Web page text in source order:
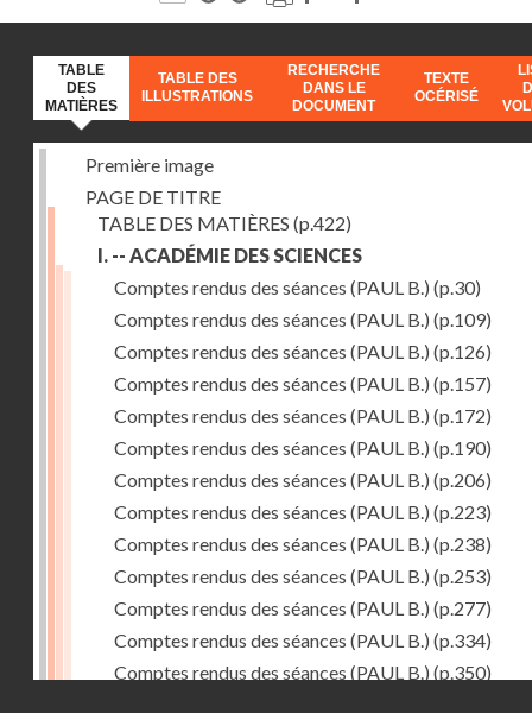
TABLE
DES
MATIÈRES
TABLE DES
ILLUSTRATIONS
RECHERCHE
DANS LE
DOCUMENT
TEXTE
OCÉRISÉ
Première image
PAGE DE TITRE
TABLE DES MATIÈRES (p.422)
I. -- ACADÉMIE DES SCIENCES
Comptes rendus des séances (PAUL B.) (p.30)
Comptes rendus des séances (PAUL B.) (p.109)
Comptes rendus des séances (PAUL B.) (p.126)
Comptes rendus des séances (PAUL B.) (p.157)
Comptes rendus des séances (PAUL B.) (p.172)
Comptes rendus des séances (PAUL B.) (p.190)
Comptes rendus des séances (PAUL B.) (p.206)
Comptes rendus des séances (PAUL B.) (p.223)
Comptes rendus des séances (PAUL B.) (p.238)
Comptes rendus des séances (PAUL B.) (p.253)
Comptes rendus des séances (PAUL B.) (p.277)
Comptes rendus des séances (PAUL B.) (p.334)
Comptes rendus des séances (PAUL B.) (p.350)